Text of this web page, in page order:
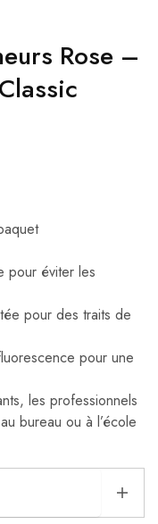
Rose –
pour éviter les
pour des traits de
pour une
les professionnels
bureau ou à l’école